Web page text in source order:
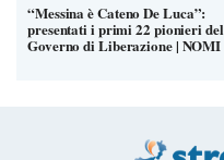
“Messina è Cateno De Luca”:
presentati i primi 22 pionieri del
Governo di Liberazione | NOMI